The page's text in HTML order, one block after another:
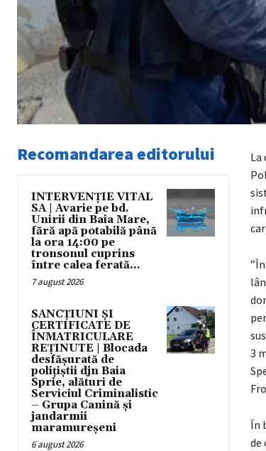
Recomandarea editorului
INTERVENȚIE VITAL
SA | Avarie pe bd.
Unirii din Baia Mare,
fără apă potabilă până
la ora 14:00 pe
tronsonul cuprins
între calea ferată...
7 august 2026
SANCȚIUNI ȘI
CERTIFICATE DE
ÎNMATRICULARE
REȚINUTE | Blocada
desfășurată de
polițiștii djn Baia
Sprie, alături de
Serviciul Criminalistic
– Grupa Canină și
jandarmii
maramureșeni
6 august 2026
La
3
În
de